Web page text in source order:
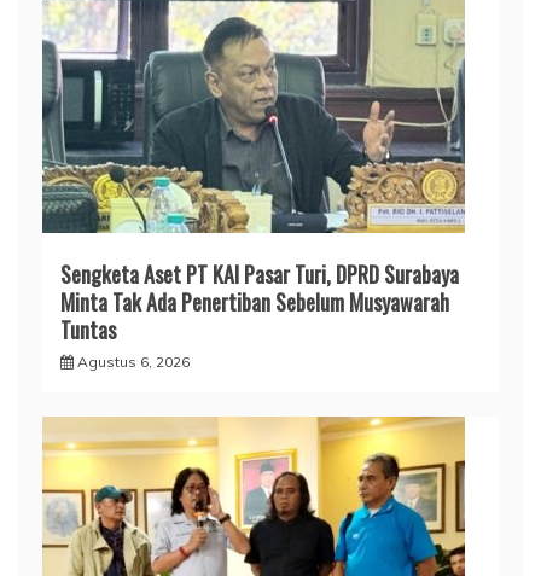
Sengketa Aset PT KAI Pasar Turi, DPRD Surabaya
Minta Tak Ada Penertiban Sebelum Musyawarah
Tuntas
Agustus 6, 2026